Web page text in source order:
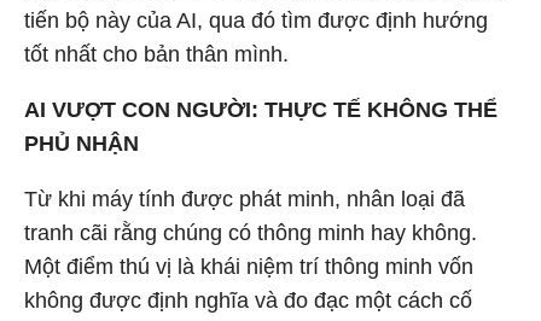
tiến bộ này của AI, qua đó tìm được định hướng
tốt nhất cho bản thân mình.
AI VƯỢT CON NGƯỜI: THỰC TẾ KHÔNG THỂ
PHỦ NHẬN
Từ khi máy tính được phát minh, nhân loại đã
tranh cãi rằng chúng có thông minh hay không.
Một điểm thú vị là khái niệm trí thông minh vốn
không được định nghĩa và đo đạc một cách cố